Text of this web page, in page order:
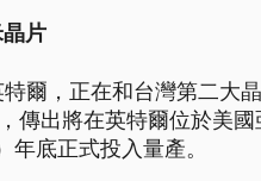
片
爾，正在和台灣第二大
傳出將在英特爾位於美國
底正式投入量產。